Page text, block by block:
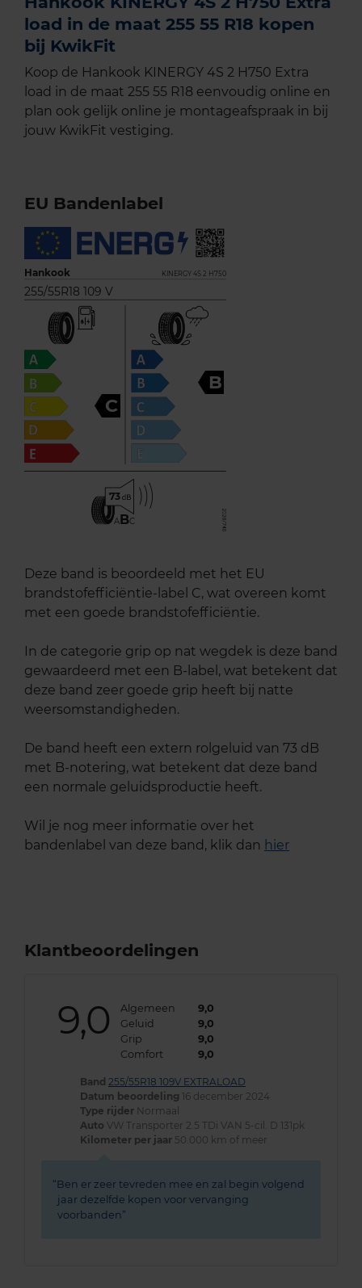
load in de maat 255 55 R18 kopen
bij KwikFit
Koop de Hankook KINERGY 4S 2 H750 Extra
load in de maat 255 55 R18 eenvoudig online en
plan ook gelijk online je montageafspraak in bij
jouw KwikFit vestiging.
EU Bandenlabel
Hankook KINERGY 4S 2 H750
255/55R18 109 V
C
B
73
ABC
Deze band is beoordeeld met het EU
brandstofefficiëntie-label C, wat overeen komt
met een goede brandstofefficiëntie.
In de categorie grip op nat wegdek is deze band
gewaardeerd met een B-label, wat betekent dat
deze band zeer goede grip heeft bij natte
weersomstandigheden.
De band heeft een extern rolgeluid van 73 dB
met B-notering, wat betekent dat deze band
een normale geluidsproductie heeft.
Wil je nog meer informatie over het
bandenlabel van deze band, klik dan hier
Klantbeoordelingen
9,0 Algemeen
9,0
Geluid
9,0
Grip
9,0
Comfort
9,0
Band 255/55R18 109V EXTRALOAD
Datum beoordeling 16 december 2024
Type rijder Normaal
Auto VW Transporter 2.5 TDi VAN 5-cil. D 131pk
Kilometer per jaar 50.000 km of meer
Ben er zeer tevreden mee en zal begin volgend
jaar dezelfde kopen voor vervanging
voorbanden